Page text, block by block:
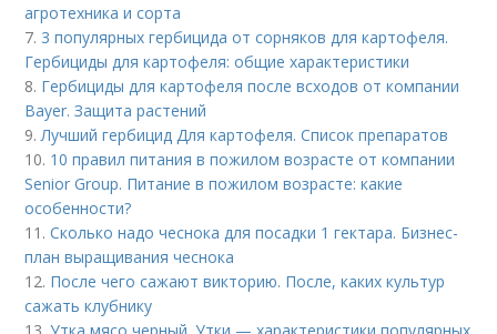
агротехника и сорта
7. 3 популярных гербицида от сорняков для картофеля.
Гербициды для картофеля: общие характеристики
8. Гербициды для картофеля после всходов от компании
Bayer. Защита растений
9.Лучший гербицид Для картофеля. Список препаратов
10. 10 правил питания в пожилом возрасте от компании
Senior Group. Питание в пожилом возрасте: какие
особенности?
11.Сколько надо чеснока для посадки 1 гектара. Бизнес-
план выращивания чеснока
12. После чего сажают викторию. После, каких культур
сажать клубнику